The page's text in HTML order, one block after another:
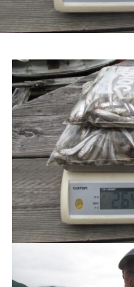
ワ
ン
ト
/
貸
し
竿
/
ウ
エ
イ
ク
ボ
ー